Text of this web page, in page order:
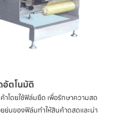
อัตโนมัติ
าโดยใช้ฟิล์มยืด เพื่อรักษาความสด
ย่นของฟิล์มทำให้สินค้าดูสดและน่า